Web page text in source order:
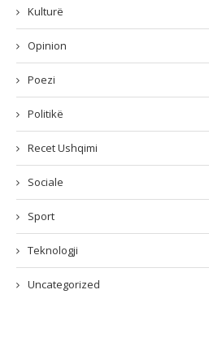
Kulturë
Opinion
Poezi
Politikë
Recet Ushqimi
Sociale
Sport
Teknologji
Uncategorized